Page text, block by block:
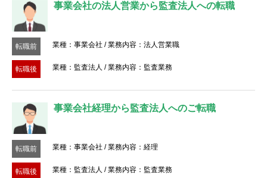
事業会社の法人営業から監査法人への転職
転職前 業種：事業会社 / 業務内容：法人営業職
転職後 業種：監査法人 / 業務内容：監査業務
事業会社経理から監査法人へのご転職
転職前 業種：事業会社 / 業務内容：経理
転職後 業種：監査法人 / 業務内容：監査業務